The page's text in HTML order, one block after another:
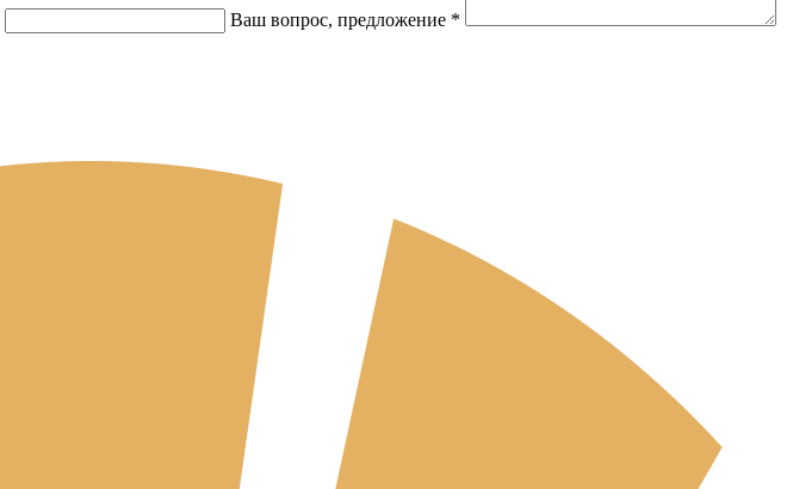
Ваш вопрос, предложение *